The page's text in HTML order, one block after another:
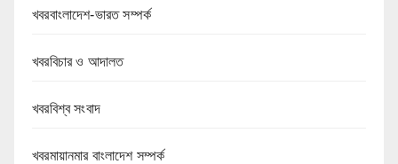
খবরবাংলাদেশ-ভারত সম্পর্ক
খবরবিচার ও আদালত
খবরবিশ্ব সংবাদ
খবরমায়ানমার বাংলাদেশ সম্পর্ক